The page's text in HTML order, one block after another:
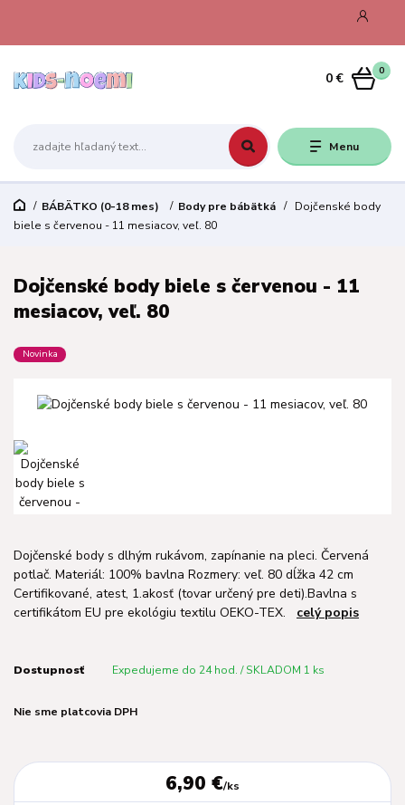
Menu
0
0 €
BÁBÄTKO (0-18 mes) Body pre bábätká
Dojčenské body
biele s červenou - 11 mesiacov, veľ. 80
Dojčenské body biele s červenou - 11
mesiacov, veľ. 80
Novinka
Dojčenské body s dlhým rukávom, zapínanie na pleci. Červená
potlač. Materiál: 100% bavlna Rozmery: veľ. 80 dĺžka 42 cm
Certifikované, atest, 1.akosť (tovar určený pre deti).Bavlna s
certifikátom EU pre ekológiu textilu OEKO-TEX. celý popis
Dostupnosť Expedujeme do 24 hod. / SKLADOM 1 ks
Nie sme platcovia DPH
6,90 €/ks